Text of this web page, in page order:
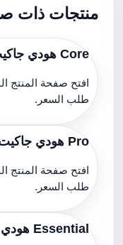
منتجات ذات
Core هودي جاكيت الإمارات
افتح صفحة المنتج
طلب السعر.
Pro هودي جاكيت الإمارات
افتح صفحة المنتج
طلب السعر.
Essential هودي جاكيت الإمارات